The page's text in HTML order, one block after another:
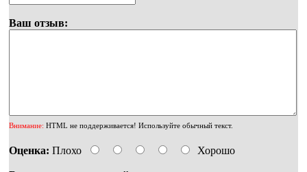
Ваш отзыв:
Внимание: HTML не поддерживается! Используйте обычный текст.
Оценка: Плохо Хорошо